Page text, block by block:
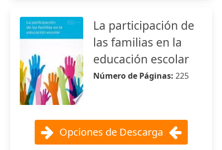
La participación de
las familias en la
educación escolar
Número de Páginas: 225
Opciones de Descarga